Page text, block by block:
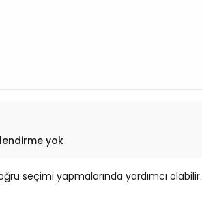
yok
seçimi yapmalarında yardımcı olabilir.